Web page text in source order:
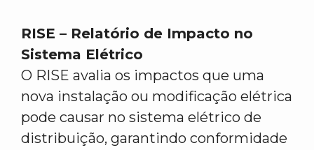
RISE – Relatório de Impacto no
Sistema Elétrico
O RISE avalia os impactos que uma
nova instalação ou modificação elétrica
pode causar no sistema elétrico de
distribuição, garantindo conformidade